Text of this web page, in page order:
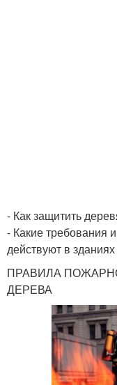
- Как защитить
- Какие требования
действуют в
ПРАВИЛА
ДЕРЕВА